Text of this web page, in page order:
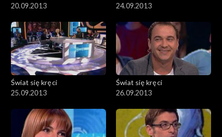
20.09.2013
24.09.2013
Świat się kręci
25.09.2013
Świat się kręci
26.09.2013